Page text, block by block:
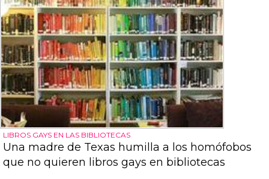
LIBROS GAYS EN LAS BIBLIOTECAS
Una madre de Texas humilla a los homófobos
que no quieren libros gays en bibliotecas